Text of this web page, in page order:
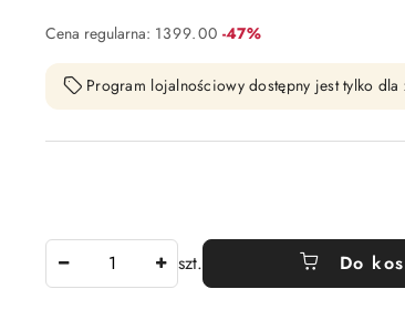
Cena regularna: 1399.00 Rabat:
-47%
Program lojalnościowy dostępny jest tylko dla
szt. Do